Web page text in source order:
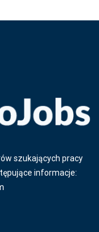
szukających pracy
informacje: